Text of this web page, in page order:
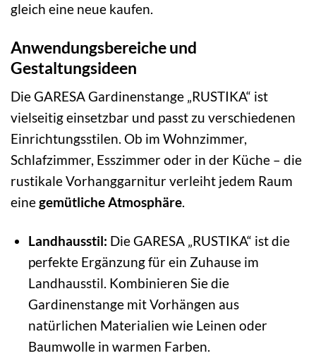
gleich eine neue kaufen.
Anwendungsbereiche und
Gestaltungsideen
Die GARESA Gardinenstange „RUSTIKA“ ist
vielseitig einsetzbar und passt zu verschiedenen
Einrichtungsstilen. Ob im Wohnzimmer,
Schlafzimmer, Esszimmer oder in der Küche – die
rustikale Vorhanggarnitur verleiht jedem Raum
einegemütliche Atmosphäre.
Landhausstil: Die GARESA „RUSTIKA“ ist die
perfekte Ergänzung für ein Zuhause im
Landhausstil. Kombinieren Sie die
Gardinenstange mit Vorhängen aus
natürlichen Materialien wie Leinen oder
Baumwolle in warmen Farben.